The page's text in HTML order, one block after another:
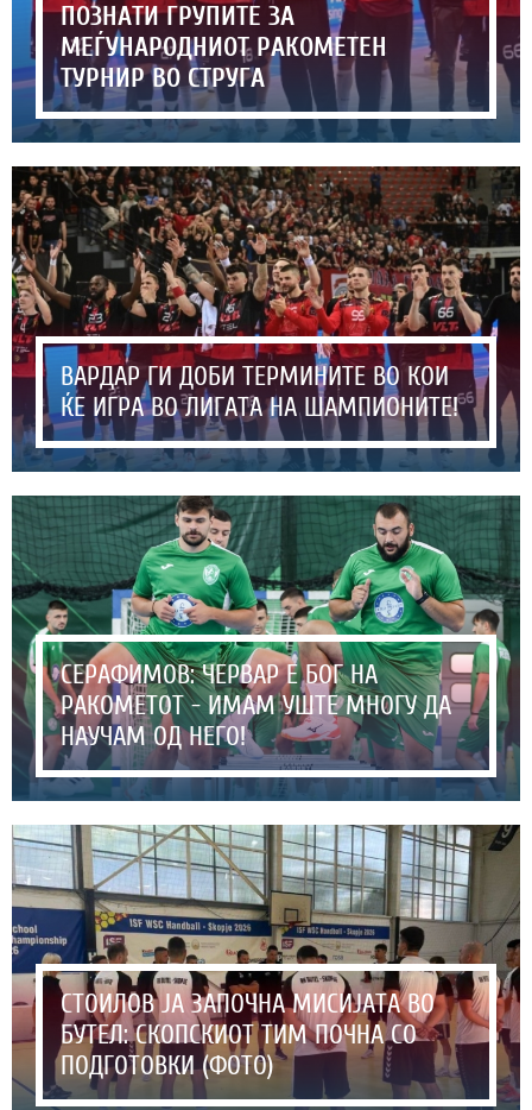
ПОЗНАТИ ГРУПИТЕ ЗА
МЕЃУНАРОДНИОТ РАКОМЕТЕН
ТУРНИР ВО СТРУГА
ВАРДАР ГИ ДОБИ ТЕРМИНИТЕ ВО КОИ
ЌЕ ИГРА ВО ЛИГАТА НА ШАМПИОНИТЕ!
СЕРАФИМОВ: ЧЕРВАР Е БОГ НА
РАКОМЕТОТ - ИМАМ УШТЕ МНОГУ ДА
НАУЧАМ ОД НЕГО!
СТОИЛОВ ЈА ЗАПОЧНА МИСИЈАТА ВО
БУТЕЛ: СКОПСКИОТ ТИМ ПОЧНА СО
ПОДГОТОВКИ (ФОТО)